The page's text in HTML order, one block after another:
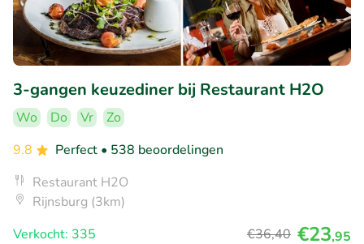
3-gangen keuzediner bij Restaurant H2O
Wo Do Vr
Zo
9.8
Perfect • 538 beoordelingen
Restaurant H2O
Rijnsburg (3km)
Verkocht: 335
€36,40 €23,95